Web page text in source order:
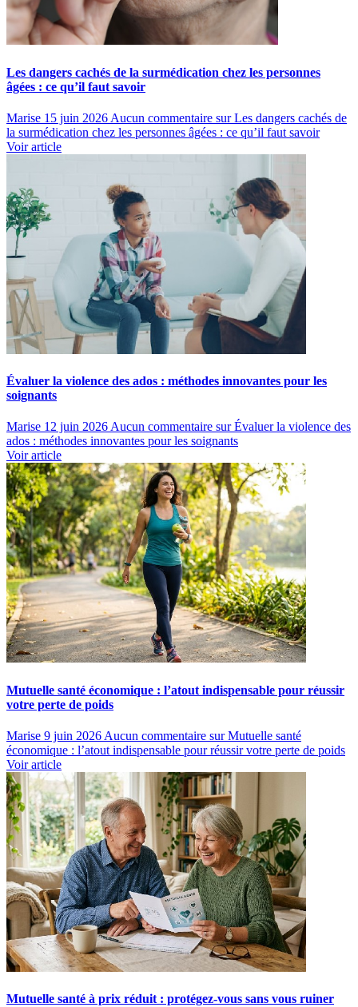
Les dangers cachés de la surmédication chez les personnes
âgées : ce qu’il faut savoir
Marise 15 juin 2026 Aucun commentaire sur Les dangers cachés de
la surmédication chez les personnes âgées : ce qu’il faut savoir
Voir article
Évaluer la violence des ados : méthodes innovantes pour les
soignants
Marise 12 juin 2026Aucun commentaire sur Évaluer la violence des
ados : méthodes innovantes pour les soignants
Voir article
Mutuelle santé économique : l’atout indispensable pour réussir
votre perte de poids
Marise 9 juin 2026 Aucun commentaire sur Mutuelle santé
économique : l’atout indispensable pour réussir votre perte de poids
Voir article
Mutuelle santé à prix réduit : protégez-vous sans vous ruiner